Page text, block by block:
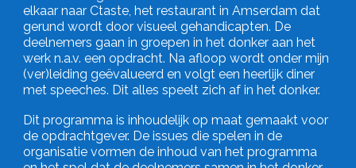
elkaar naar Ctaste, het restaurant in Amserdam dat
gerund wordt door visueel gehandicapten. De
deelnemers gaan in groepen in het donker aan het
werk n.a.v. een opdracht. Na afloop wordt onder mijn
(ver)leiding geëvalueerd en volgt een heerlijk diner
met speeches. Dit alles speelt zich af in het donker.
Dit programma is inhoudelijk op maat gemaakt voor
de opdrachtgever. De issues die spelen in de
organisatie vormen de inhoud van het programma